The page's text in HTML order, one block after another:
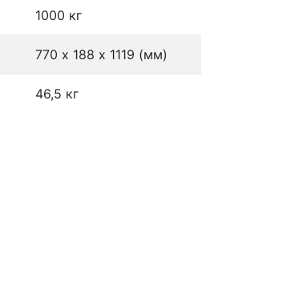
1000 кг
770 х 188 х 1119 (мм)
46,5 кг